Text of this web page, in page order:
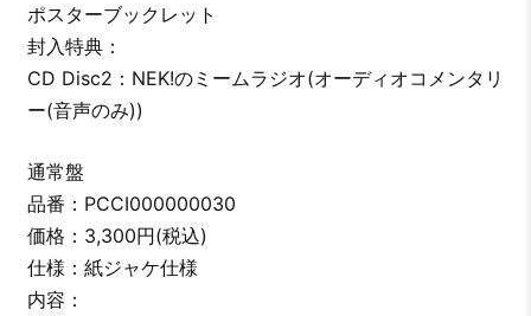
ポスターブックレット
封入特典：
CD Disc2：NEK!のミームラジオ(オーディオコメンタリ
ー(音声のみ))
通常盤
品番：PCCI000000030
価格：3,300円(税込)
仕様：紙ジャケ仕様
内容：